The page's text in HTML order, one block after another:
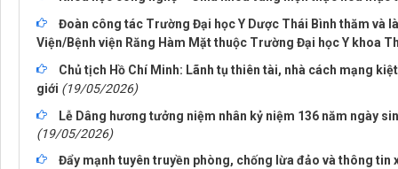
Đoàn công tác Trường Đại học Y Dược Thái Bình thăm và
Viện/Bệnh viện Răng Hàm Mặt thuộc Trường Đại học Y khoa
Chủ tịch Hồ Chí Minh: Lãnh tụ thiên tài, nhà cách mạng
giới (19/05/2026)
Lễ Dâng hương tưởng niệm nhân kỷ niệm 136 năm ngày
(19/05/2026)
Đẩy mạnh tuyên truyền phòng, chống lừa đảo và thông tin